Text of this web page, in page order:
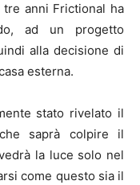
anni Frictional ha
ad un progetto
alla decisione di
esterna.
stato rivelato il
saprà colpire il
la luce solo nel
come questo sia il